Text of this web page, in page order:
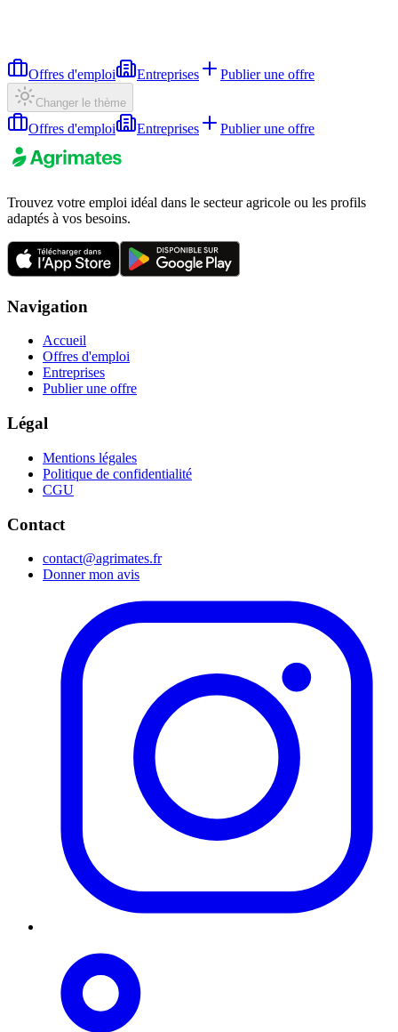
Offres d'emploi Entreprises Publier une offre
Changer le thème
Offres d'emploi Entreprises Publier une offre
Trouvez votre emploi idéal dans le secteur agricole ou les profils
adaptés à vos besoins.
Navigation
Accueil
Offres d'emploi
Entreprises
Publier une offre
Légal
Mentions légales
Politique de confidentialité
CGU
Contact
contact@agrimates.fr
Donner mon avis